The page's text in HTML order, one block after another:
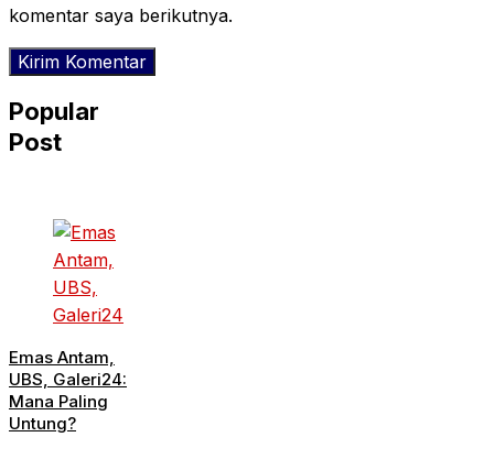
komentar saya berikutnya.
Popular
Post
Emas Antam,
UBS, Galeri24:
Mana Paling
Untung?